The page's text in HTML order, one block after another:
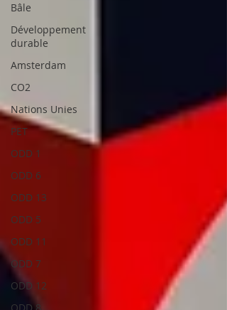
Bâle
Développement
durable
Amsterdam
CO2
Nations Unies
PET
ODD 1
ODD 6
ODD 13
ODD 5
ODD 11
ODD 7
ODD 12